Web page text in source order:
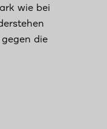
wie bei
die